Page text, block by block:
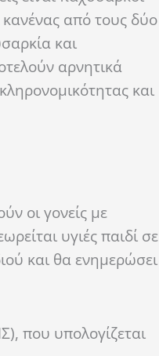
κανένας από τους δύο
και
αρνητικά
και
οι γονείς με
υγιές παιδί σε
και θα ενημερώσει
που υπολογίζεται